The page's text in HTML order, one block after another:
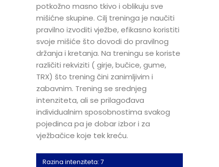
potkožno masno tkivo i oblikuju sve
mišićne skupine. Cilj treninga je naučiti
pravilno izvoditi vježbe, efikasno koristiti
svoje mišiće što dovodi do pravilnog
držanja i kretanja. Na treningu se koriste
različiti rekviziti ( girje, bučice, gume,
TRX) što trening čini zanimljivim i
zabavnim. Trening se srednjeg
intenziteta, ali se prilagođava
individualnim sposobnostima svakog
pojedinca pa je dobar izbor i za
vježbačice koje tek kreću.
Razina intenziteta: 7